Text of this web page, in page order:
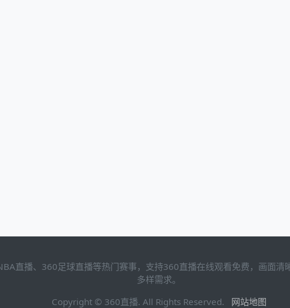
直播、360足球直播等热门赛事，支持360直播在线观看免费，画面清
多样需求。
Copyright © 360直播. All Rights Reserved. 网站地图